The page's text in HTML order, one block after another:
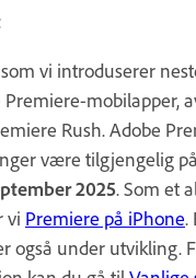
vi introduserer
Premiere-mobilapper,
Rush. Adobe
være tilgjengelig
2025. Som et
vi Premiere på iPhone.
også under utvikling.